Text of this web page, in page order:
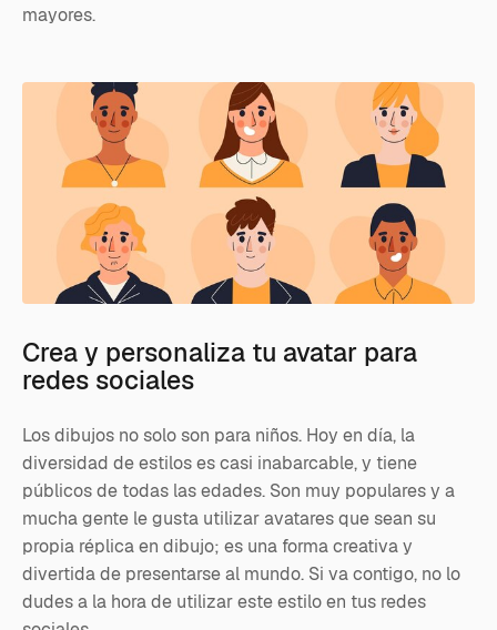
mayores.
Crea y personaliza tu avatar para
redes sociales
Los dibujos no solo son para niños. Hoy en día, la
diversidad de estilos es casi inabarcable, y tiene
públicos de todas las edades. Son muy populares y a
mucha gente le gusta utilizar avatares que sean su
propia réplica en dibujo; es una forma creativa y
divertida de presentarse al mundo. Si va contigo, no lo
dudes a la hora de utilizar este estilo en tus redes